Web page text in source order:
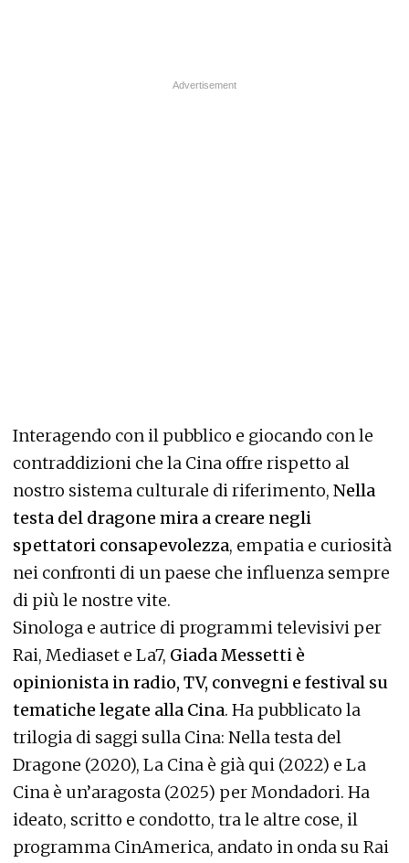
Interagendo con il pubblico e giocando con le
contraddizioni che la Cina offre rispetto al
nostro sistema culturale di riferimento, Nella
testa del dragone mira a creare negli
spettatori consapevolezza, empatia e curiosità
nei confronti di un paese che influenza sempre
di più le nostre vite.
Sinologa e autrice di programmi televisivi per
Rai, Mediaset e La7, Giada Messetti è
opinionista in radio, TV, convegni e festival su
tematiche legate alla Cina. Ha pubblicato la
trilogia di saggi sulla Cina: Nella testa del
Dragone (2020), La Cina è già qui (2022) e La
Cina è un’aragosta (2025) per Mondadori. Ha
ideato, scritto e condotto, tra le altre cose, il
programma CinAmerica, andato in onda su Rai